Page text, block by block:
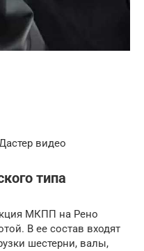
видео
типа
МКПП на Рено
В ее состав входят
шестерни, валы,